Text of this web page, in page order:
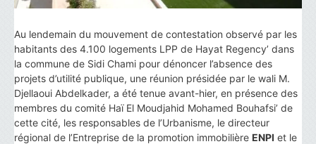
Au lendemain du mouvement de contestation observé par les
habitants des 4.100 logements LPP de Hayat Regency’ dans
la commune de Sidi Chami pour dénoncer l’absence des
projets d’utilité publique, une réunion présidée par le wali M.
Djellaoui Abdelkader, a été tenue avant-hier, en présence des
membres du comité Haï El Moudjahid Mohamed Bouhafsi’ de
cette cité, les responsables de l’Urbanisme, le directeur
régional de l’Entreprise de la promotion immobilière ENPI et le